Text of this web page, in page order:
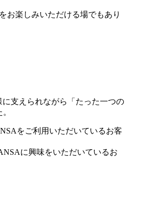
お楽しみいただける場でもあり
支えられながら「たった一つの
をご利用いただいているお客
に興味をいただいているお